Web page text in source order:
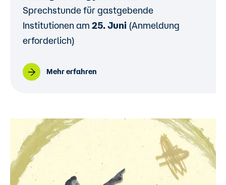
Sprechstunde für gastgebende
Institutionen am 25. Juni (Anmeldung
erforderlich)
Mehr erfahren